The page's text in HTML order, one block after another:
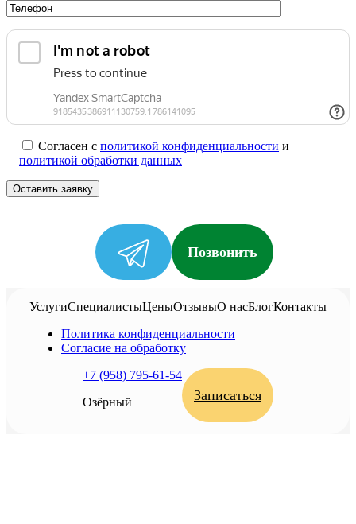
Согласен с политикой конфиденциальности и
политикой обработки данных
Позвонить
УслугиСпециалистыЦеныОтзывыО насБлогКонтакты
Политика конфиденциальности
Согласие на обработку
+7 (958) 795-61-54
Озёрный
Записаться